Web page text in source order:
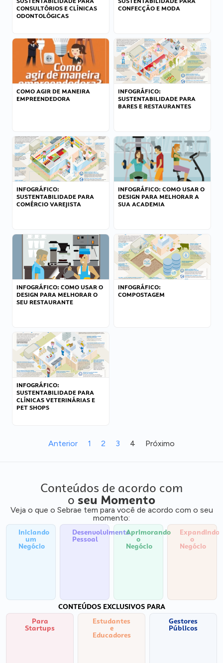
CONSULTÓRIOS E CLÍNICAS
ODONTOLÓGICAS
CONFECÇÃO E MODA
COMO AGIR DE MANEIRA
EMPREENDEDORA
INFOGRÁFICO:
SUSTENTABILIDADE PARA
BARES E RESTAURANTES
INFOGRÁFICO:
SUSTENTABILIDADE PARA
COMÉRCIO VAREJISTA
INFOGRÁFICO: COMO USAR O
DESIGN PARA MELHORAR A
SUA ACADEMIA
INFOGRÁFICO: COMO USAR O
DESIGN PARA MELHORAR O
SEU RESTAURANTE
INFOGRÁFICO:
COMPOSTAGEM
INFOGRÁFICO:
SUSTENTABILIDADE PARA
CLÍNICAS VETERINÁRIAS E
PET SHOPS
Anterior 1 2 3 4 Próximo
Conteúdos de acordo com
o seu Momento
Veja o que o Sebrae tem para você de acordo com o seu
momento:
Iniciando
um
Negócio
Desenvolvimento
Pessoal
Aprimorando
o
Negócio
Expandindo
o
Negócio
CONTEÚDOS EXCLUSIVOS PARA
Para
Startups
Estudantes
e
Educadores
Gestores
Públicos